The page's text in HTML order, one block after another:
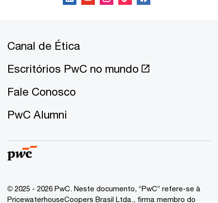
Canal de Ética
Escritórios PwC no mundo
Fale Conosco
PwC Alumni
© 2025 - 2026 PwC. Neste documento, “PwC” refere-se à
PricewaterhouseCoopers Brasil Ltda., firma membro do